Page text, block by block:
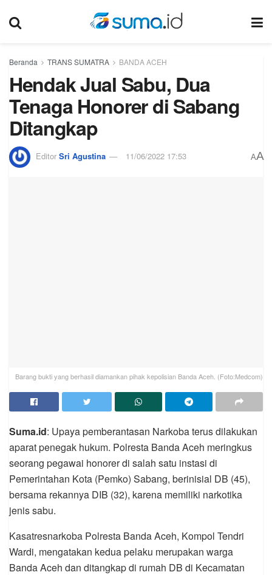
Beranda TRANS SUMATRA BANDA ACEH
Hendak Jual Sabu, Dua
Tenaga Honorer di Sabang
Ditangkap
Editor Sri Agustina 11/06/2022 17:53 AA
Barang bukti yang berhasil diamankan pihak kepolisian Banda Aceh. (Foto:Medcom)
Suma.id: Upaya pemberantasan Narkoba terus dilakukan
aparat penegak hukum. Polresta Banda Aceh meringkus
seorang pegawai honorer di salah satu instasi di
Pemerintahan Kota (Pemko) Sabang, berinisial DB (45),
bersama rekannya DIB (32), karena memiliki narkotika
jenis sabu.
Kasatresnarkoba Polresta Banda Aceh, Kompol Tendri
Wardi, mengatakan kedua pelaku merupakan warga
Banda Aceh dan ditangkap di rumah DB di Kecamatan